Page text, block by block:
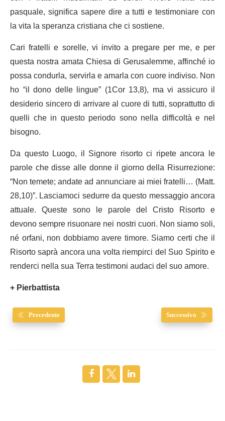
pasquale, significa sapere dire a tutti e testimoniare con
la vita la speranza cristiana che ci sostiene.
Cari fratelli e sorelle, vi invito a pregare per me, e per
questa nostra amata Chiesa di Gerusalemme, affinché io
possa condurla, servirla e amarla con cuore indiviso. Non
ho “il dono delle lingue” (1Cor 13,8), ma vi assicuro il
desiderio sincero di arrivare al cuore di tutti, soprattutto di
quelli che in questo periodo sono nella difficoltà e nel
bisogno.
Da questo Luogo, il Signore risorto ci ripete ancora le
parole che disse alle donne il giorno della Risurrezione:
“Non temete; andate ad annunciare ai miei fratelli… (Matt.
28,10)”. Lasciamoci sedurre da questo messaggio ancora
attuale. Queste sono le parole del Cristo Risorto e
devono sempre risuonare nei nostri cuori. Non siamo soli,
né orfani, non dobbiamo avere timore. Siamo certi che il
Risorto saprà ancora una volta riempirci del Suo Spirito e
renderci nella sua Terra testimoni audaci del suo amore.
+ Pierbattista
Precedente Successivo